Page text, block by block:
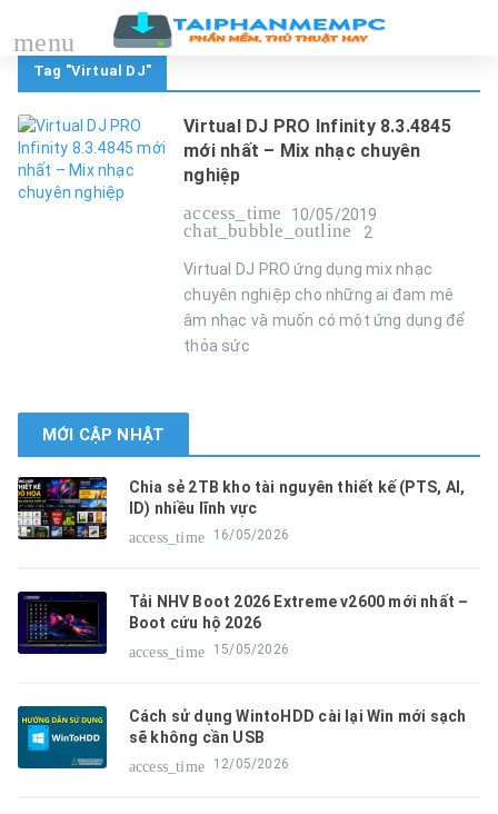
Tag "Virtual DJ"
Virtual DJ PRO Infinity 8.3.4845
mới nhất – Mix nhạc chuyên
nghiệp
access_time
10/05/2019
chat_bubble_outline 2
Virtual DJ PRO ứng dụng mix nhạc
chuyên nghiệp cho những ai đam mê
âm nhạc và muốn có một ứng dụng để
thỏa sức
MỚI CẬP NHẬT
Chia sẻ 2TB kho tài nguyên thiết kế (PTS, AI,
ID) nhiều lĩnh vực
access_time
16/05/2026
Tải NHV Boot 2026 Extreme v2600 mới nhất –
Boot cứu hộ 2026
access_time
15/05/2026
Cách sử dụng WintoHDD cài lại Win mới sạch
sẽ không cần USB
access_time
12/05/2026
menu